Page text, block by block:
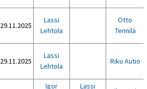
29.11.2025
Lassi
Lehtola
Otto
Tennilä
29.11.2025
Lassi
Lehtola
Riku Autio
Igor
Lassi